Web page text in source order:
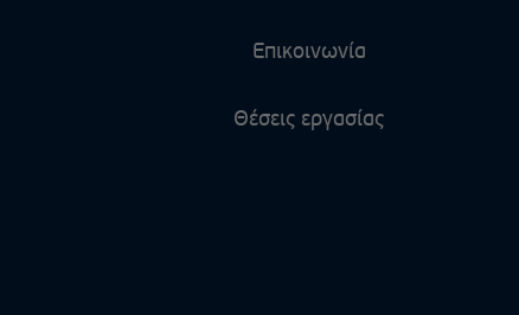
Επικοινωνία
Θέσεις εργασίας